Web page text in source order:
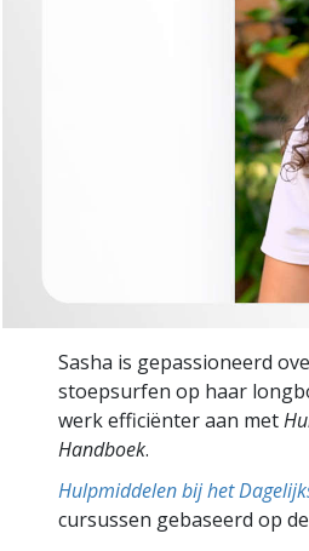
Sasha is gepassioneerd
stoepsurfen op haar
werk efficiënter aan met
Handboek.
Hulpmiddelen bij het
cursussen gebaseerd op